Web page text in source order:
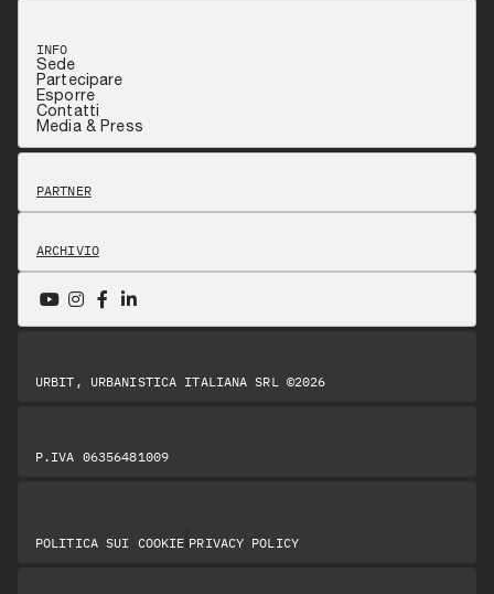
INFO
Sede
Partecipare
Esporre
Contatti
Media & Press
PARTNER
ARCHIVIO
URBIT, URBANISTICA ITALIANA SRL ©2026
P.IVA 06356481009
POLITICA SUI COOKIE PRIVACY POLICY